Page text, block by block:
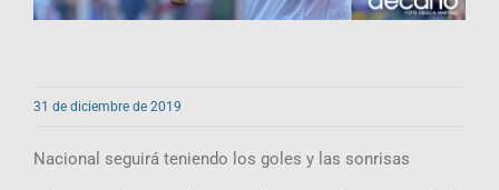
31 de diciembre de 2019
Nacional seguirá teniendo los goles y las sonrisas